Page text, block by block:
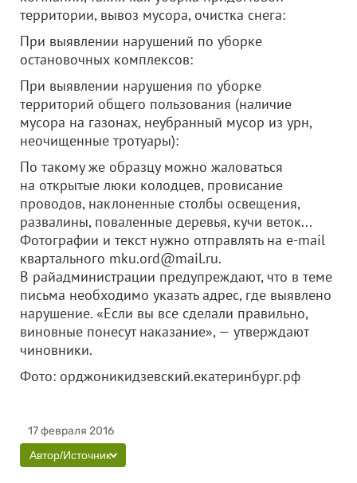
территории, вывоз мусора, очистка снега:
При выявлении нарушений по уборке
остановочных комплексов:
При выявлении нарушения по уборке
территорий общего пользования (наличие
мусора на газонах, неубранный мусор из урн,
неочищенные тротуары):
По такому же образцу можно жаловаться
на открытые люки колодцев, провисание
проводов, наклоненные столбы освещения,
развалины, поваленные деревья, кучи веток...
Фотографии и текст нужно отправлять на e-mail
квартального mku.ord@mail.ru.
В райадминистрации предупреждают, что в теме
письма необходимо указать адрес, где выявлено
нарушение. «Если вы все сделали правильно,
виновные понесут наказание», — утверждают
чиновники.
Фото: орджоникидзевский.екатеринбург.рф
17 февраля 2016
Автор/Источник